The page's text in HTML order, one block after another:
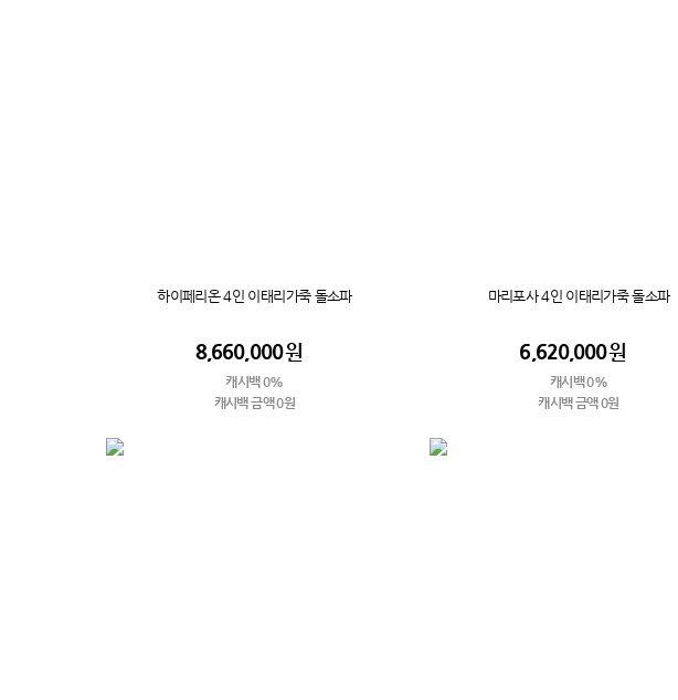
하이페리온 4인 이태리가죽 돌소파
8,660,000원
캐시백 0%
캐시백 금액 0원
마리포사 4인 이태리가죽 돌소파
6,620,000원
캐시백 0%
캐시백 금액 0원